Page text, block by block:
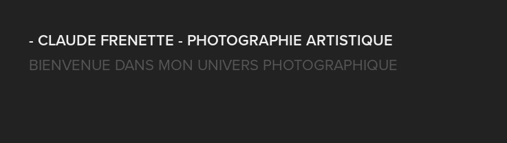
- CLAUDE FRENETTE - PHOTOGRAPHIE ARTISTIQUE
BIENVENUE DANS MON UNIVERS PHOTOGRAPHIQUE